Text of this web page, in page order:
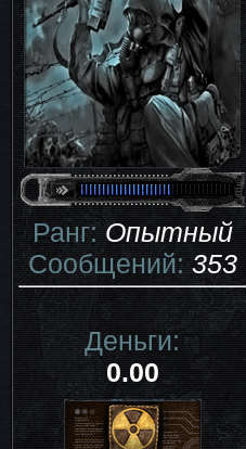
Ранг:Опытный
Сообщений:353
Деньги:
0.00